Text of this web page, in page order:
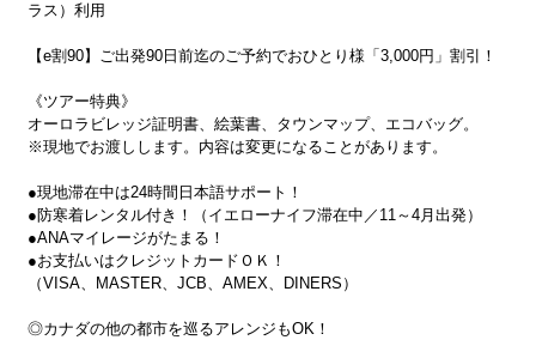
ラス）利用
【e割90】ご出発90日前迄のご予約でおひとり様「3,000円」割引！
《ツアー特典》
オーロラビレッジ証明書、絵葉書、タウンマップ、エコバッグ。
※現地でお渡しします。内容は変更になることがあります。
●現地滞在中は24時間日本語サポート！
●防寒着レンタル付き！（イエローナイフ滞在中／11～4月出発）
●ANAマイレージがたまる！
●お支払いはクレジットカードＯＫ！
（VISA、MASTER、JCB、AMEX、DINERS）
◎カナダの他の都市を巡るアレンジもOK！